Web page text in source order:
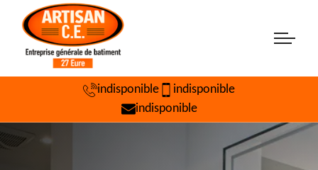
indisponible
indisponible
indisponible